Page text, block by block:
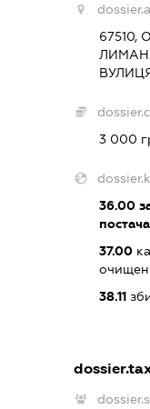
67510,
3 000
36.00
37.00
38.11